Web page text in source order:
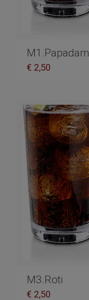
M1.Papadam
€ 2,50
M3.Roti
€ 2,50